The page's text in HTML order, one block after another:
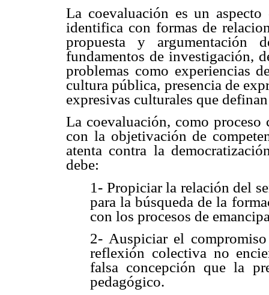
La coevaluación es un
identifica con formas de
propuesta y
fundamentos de investigación,
problemas como experiencias
cultura pública, presencia de
expresivas culturales que
La coevaluación, como
con la objetivación de
atenta contra la
debe:
1- Propiciar la relación del
para la búsqueda de la
con los procesos de
2- Auspiciar el
reflexión colectiva no
falsa concepción que la
pedagógico.